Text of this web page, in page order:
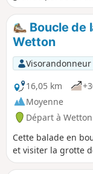
notamment la
des vues
Boucle de
Wetton
Visorandonneur
16,05 km
Moyenne
Départ à
Cette balade en
et visiter la grotte